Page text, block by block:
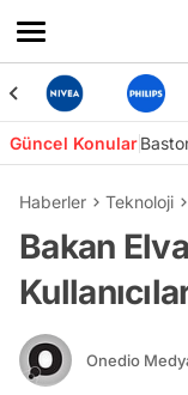
Güncel Konular
Haberler Teknoloji
Bakan
Onedio